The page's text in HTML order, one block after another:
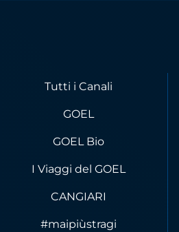
Tutti i Canali
GOEL
GOEL Bio
I Viaggi del GOEL
CANGIARI
#maipiùstragi